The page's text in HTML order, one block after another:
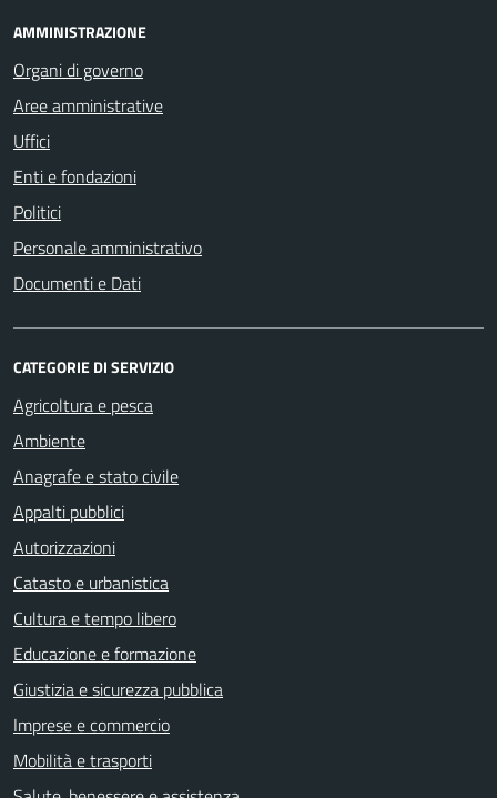
AMMINISTRAZIONE
Organi di governo
Aree amministrative
Uffici
Enti e fondazioni
Politici
Personale amministrativo
Documenti e Dati
CATEGORIE DI SERVIZIO
Agricoltura e pesca
Ambiente
Anagrafe e stato civile
Appalti pubblici
Autorizzazioni
Catasto e urbanistica
Cultura e tempo libero
Educazione e formazione
Giustizia e sicurezza pubblica
Imprese e commercio
Mobilità e trasporti